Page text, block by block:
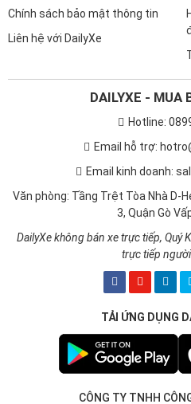
Chính sách bảo mật thông tin
Liên hệ với DailyXe
DAILYXE - MUA
Hotline:
Email hỗ trợ:
Email kinh doanh:
Văn phòng: Tầng Trệt Tòa Nhà D-
3, Quận Gò
DailyXe không bán xe trực tiếp, Quý
trực tiếp người
TẢI ỨNG DỤNG
CÔNG TY TNHH